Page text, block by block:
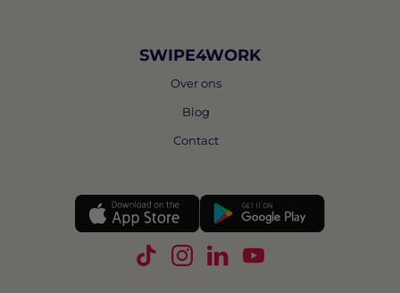
SWIPE4WORK
Over ons
Blog
Contact
Volg Swipe4Work op TikTok
Volg Swipe4Work op
Volg Swipe4Work op
Volg Swipe4Work